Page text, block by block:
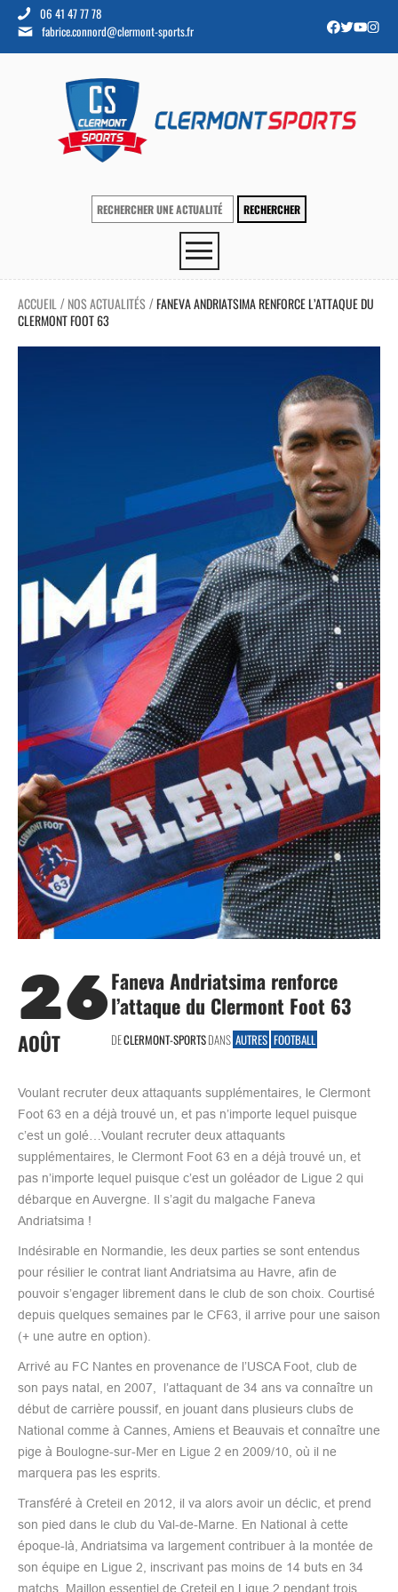
06 41 47 77 78
fabrice.connord@clermont-sports.fr
ACCUEIL / NOS ACTUALITÉS /FANEVA ANDRIATSIMA RENFORCE L’ATTAQUE DU
CLERMONT FOOT 63
26
AOÛT
Faneva Andriatsima renforce
l’attaque du Clermont Foot 63
DECLERMONT-SPORTSDANS AUTRES FOOTBALL
Voulant recruter deux attaquants supplémentaires, le Clermont
Foot 63 en a déjà trouvé un, et pas n’importe lequel puisque
c’est un golé…Voulant recruter deux attaquants
supplémentaires, le Clermont Foot 63 en a déjà trouvé un, et
pas n’importe lequel puisque c’est un goléador de Ligue 2 qui
débarque en Auvergne. Il s’agit du malgache Faneva
Andriatsima !
Indésirable en Normandie, les deux parties se sont entendus
pour résilier le contrat liant Andriatsima au Havre, afin de
pouvoir s’engager librement dans le club de son choix. Courtisé
depuis quelques semaines par le CF63, il arrive pour une saison
(+ une autre en option).
Arrivé au FC Nantes en provenance de l’USCA Foot, club de
son pays natal, en 2007, l’attaquant de 34 ans va connaître un
début de carrière poussif, en jouant dans plusieurs clubs de
National comme à Cannes, Amiens et Beauvais et connaître une
pige à Boulogne-sur-Mer en Ligue 2 en 2009/10, où il ne
marquera pas les esprits.
Transféré à Creteil en 2012, il va alors avoir un déclic, et prend
son pied dans le club du Val-de-Marne. En National à cette
époque-là, Andriatsima va largement contribuer à la montée de
son équipe en Ligue 2, inscrivant pas moins de 14 buts en 34
matchs. Maillon essentiel de Creteil en Ligue 2 pendant trois